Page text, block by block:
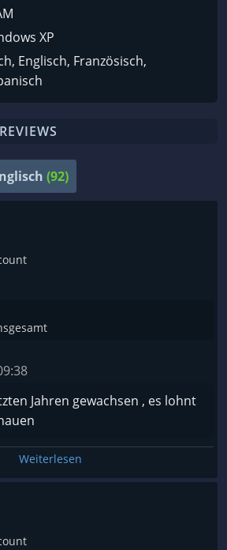
XP
Englisch, Französisch,
(92)
Jahren gewachsen , es lohnt
Weiterlesen